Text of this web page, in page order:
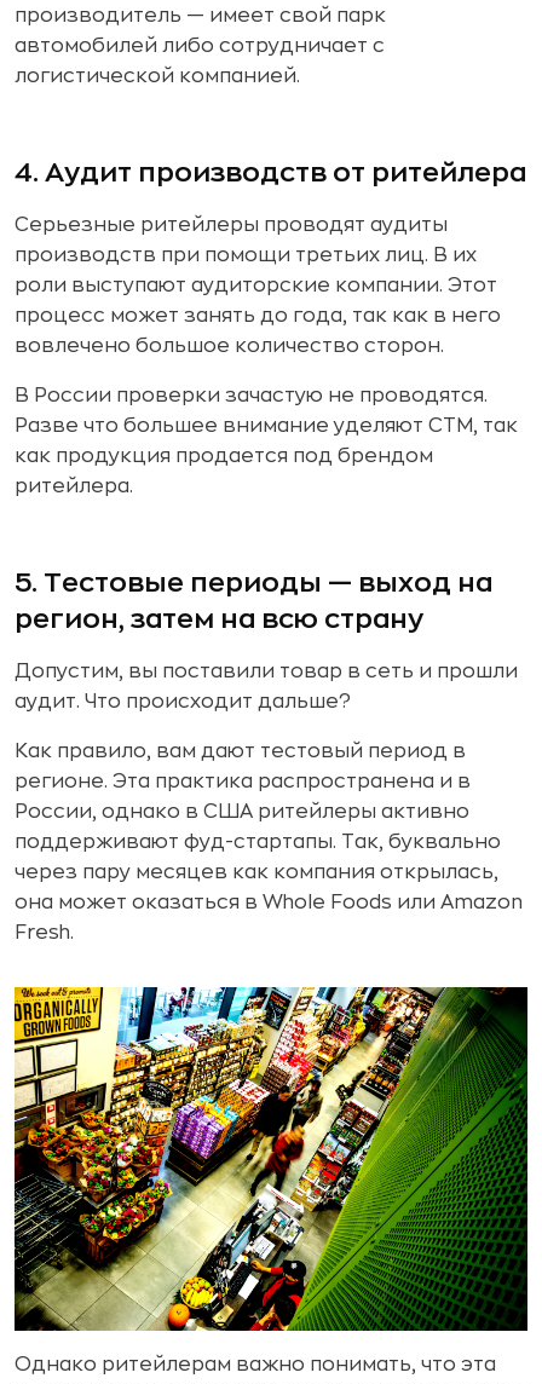
производитель — имеет свой парк
автомобилей либо сотрудничает с
логистической компанией.
4. Аудит производств от ритейлера
Серьезные ритейлеры проводят аудиты
производств при помощи третьих лиц. В их
роли выступают аудиторские компании. Этот
процесс может занять до года, так как в него
вовлечено большое количество сторон.
В России проверки зачастую не проводятся.
Разве что большее внимание уделяют СТМ, так
как продукция продается под брендом
ритейлера.
5. Тестовые периоды — выход на
регион, затем на всю страну
Допустим, вы поставили товар в сеть и прошли
аудит. Что происходит дальше?
Как правило, вам дают тестовый период в
регионе. Эта практика распространена и в
России, однако в США ритейлеры активно
поддерживают фуд-стартапы. Так, буквально
через пару месяцев как компания открылась,
она может оказаться в Whole Foods или Amazon
Fresh.
Однако ритейлерам важно понимать, что эта